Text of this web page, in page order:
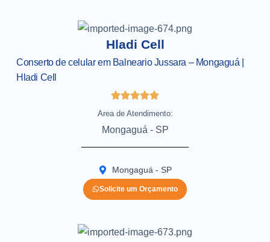
Hladi Cell
Conserto de celular em Balneario Jussara – Mongaguá |
Hladi Cell
Area de Atendimento:
Mongaguá - SP
Mongaguá - SP
Solicite um Orçamento